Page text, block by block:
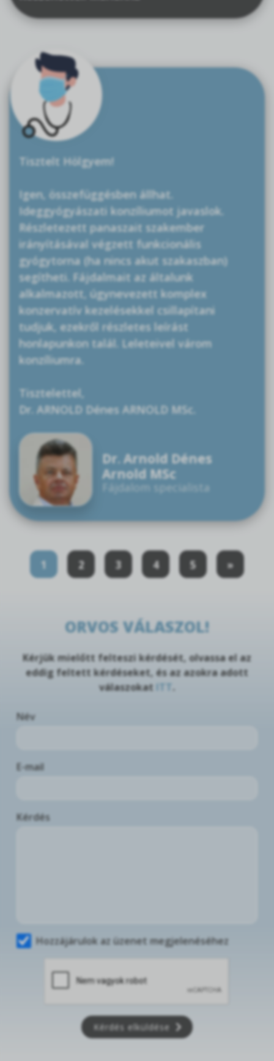
Tisztelt Hölgyem!
Igen, összefüggésben állhat.
Ideggyógyászati konzíliumot javaslok.
Részletezett panaszait szakember
irányításával végzett funkcionális
gyógytorna (ha nincs akut szakaszban)
segítheti. Fájdalmait az általunk
alkalmazott, úgynevezett komplex
konzervatív kezelésekkel csillapítani
tudjuk, ezekről részletes leírást
honlapunkon talál. Leleteivel várom
konzíliumra.
Tisztelettel,
Dr. ARNOLD Dénes ARNOLD MSc.
Dr. Arnold Dénes
Arnold MSc
Fájdalom specialista
1 2 3 4 5 »
ORVOS VÁLASZOL!
Kérjük mielőtt felteszi kérdését, olvassa el az
eddig feltett kérdéseket, és az azokra adott
válaszokat
Név
E-mail
Kérdés
Hozzájárulok az üzenet megjelenéséhez
Kérdés elküldése